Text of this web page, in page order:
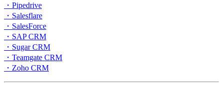
・Pipedrive
・Salesflare
・SalesForce
・SAP CRM
・Sugar CRM
・Teamgate CRM
・Zoho CRM